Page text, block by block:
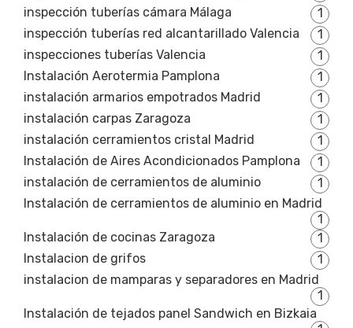
inspección tuberías cámara Málaga
1
inspección tuberías red alcantarillado Valencia
1
inspecciones tuberías Valencia
1
Instalación Aerotermia Pamplona
1
instalación armarios empotrados Madrid
1
instalación carpas Zaragoza
1
instalación cerramientos cristal Madrid
1
Instalación de Aires Acondicionados Pamplona
1
instalación de cerramientos de aluminio
1
Instalación de cerramientos de aluminio en Madrid
1
Instalación de cocinas Zaragoza
1
Instalacion de grifos
1
instalacion de mamparas y separadores en Madrid
1
Instalación de tejados panel Sandwich en Bizkaia